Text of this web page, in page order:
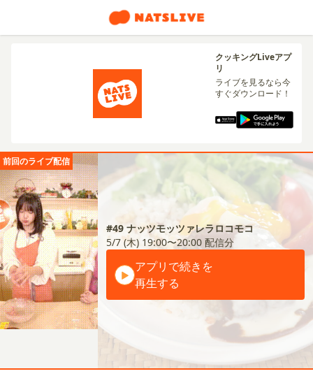
クッキングLiveアプ
リ
ライブを見るなら今
すぐダウンロード！
前回のライブ配信
#49 ナッツモッツァレラロコモコ
5/7 (木) 19:00〜20:00 配信分
アプリで続きを
再生する